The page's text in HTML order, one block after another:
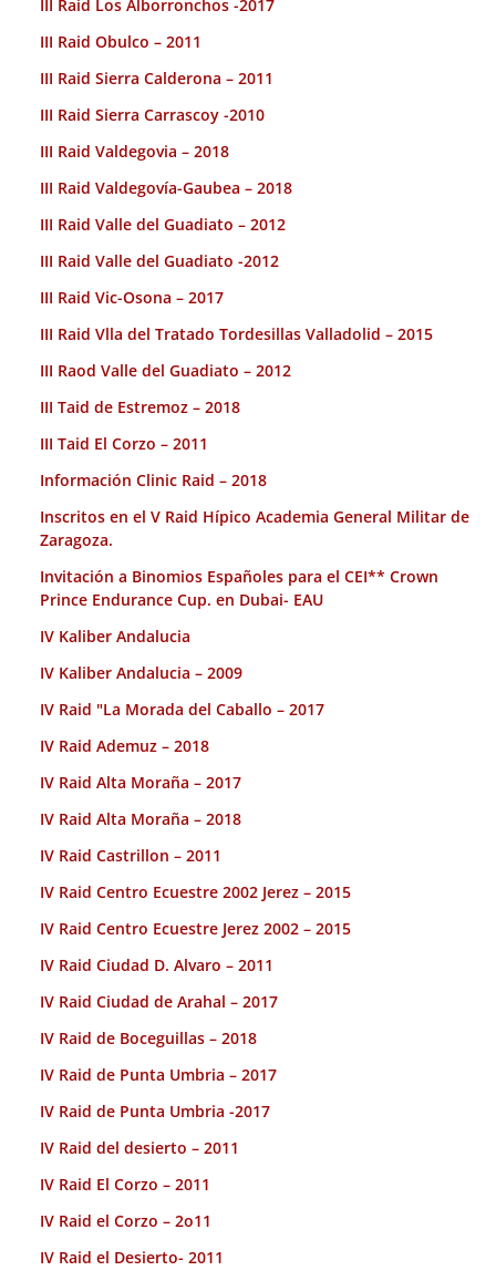
III Raid Los Alborronchos -2017
III Raid Obulco – 2011
III Raid Sierra Calderona – 2011
III Raid Sierra Carrascoy -2010
III Raid Valdegovia – 2018
III Raid Valdegovía-Gaubea – 2018
III Raid Valle del Guadiato – 2012
III Raid Valle del Guadiato -2012
III Raid Vic-Osona – 2017
III Raid Vlla del Tratado Tordesillas Valladolid – 2015
III Raod Valle del Guadiato – 2012
III Taid de Estremoz – 2018
III Taid El Corzo – 2011
Información Clinic Raid – 2018
Inscritos en el V Raid Hípico Academia General Militar de
Zaragoza.
Invitación a Binomios Españoles para el CEI** Crown
Prince Endurance Cup. en Dubai- EAU
IV Kaliber Andalucia
IV Kaliber Andalucia – 2009
IV Raid "La Morada del Caballo – 2017
IV Raid Ademuz – 2018
IV Raid Alta Moraña – 2017
IV Raid Alta Moraña – 2018
IV Raid Castrillon – 2011
IV Raid Centro Ecuestre 2002 Jerez – 2015
IV Raid Centro Ecuestre Jerez 2002 – 2015
IV Raid Ciudad D. Alvaro – 2011
IV Raid Ciudad de Arahal – 2017
IV Raid de Boceguillas – 2018
IV Raid de Punta Umbria – 2017
IV Raid de Punta Umbria -2017
IV Raid del desierto – 2011
IV Raid El Corzo – 2011
IV Raid el Corzo – 2o11
IV Raid el Desierto- 2011